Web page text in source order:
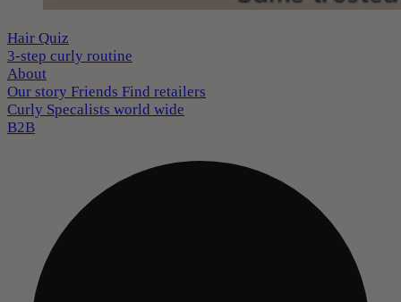
Hair Quiz
3-step curly routine
About
Our story Friends Find retailers
Curly Specalists world wide
B2B